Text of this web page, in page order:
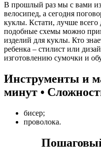
В прошлый раз мы с вами
велосипед, а сегодня
куклы. Кстати, лучше всего
подобные схемы можно
изделий для куклы. Кто
ребенка – стилист или
изготовлению сумочки и
Инструменты и
минут •
бисер;
проволока.